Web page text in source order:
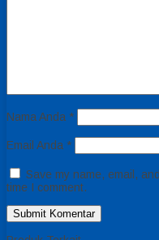
Nama Anda *
Email Anda *
Save my name, email,
time I comment.